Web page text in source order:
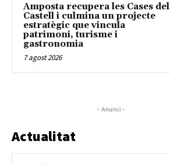
Amposta recupera les Cases del
Castell i culmina un projecte
estratègic que vincula
patrimoni, turisme i
gastronomia
7 agost 2026
- Anunci -
Actualitat